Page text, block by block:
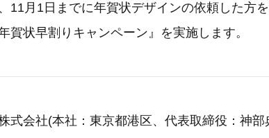
11月1日までに年賀状デザインの依頼した方
賀状早割りキャンペーン』を実施します。
式会社(本社：東京都港区、代表取締役：神部